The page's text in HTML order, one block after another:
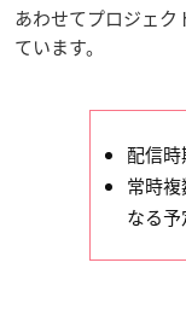
あわせてプロジェ
ています。
配信時
常時
なる予